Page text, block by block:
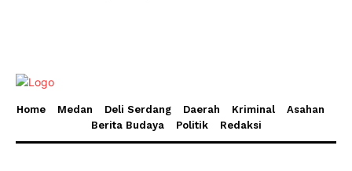
Home Medan Deli Serdang Daerah Kriminal
Asahan
Berita Budaya
Politik Redaksi